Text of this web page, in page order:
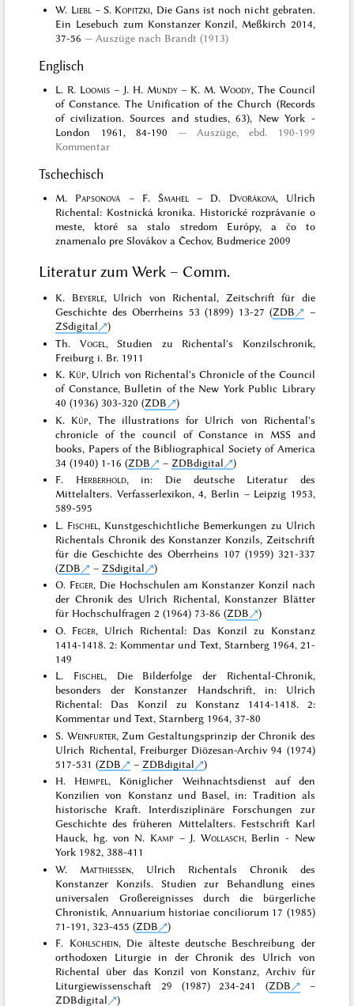
W. Liebl – S. Kopitzki, Die Gans ist noch nicht gebraten.
Ein Lesebuch zum Konstanzer Konzil, Meßkirch 2014,
37-56
Auszüge nach Brandt (1913)
Englisch
L. R. Loomis – J. H. Mundy– K. M.Woody, The Council
of Constance. The Unification of the Church (Records
of civilization. Sources and studies, 63), New York -
London 1961, 84-190
Auszüge, ebd. 190-199
Kommentar
Tschechisch
M. Papsonová – F. Šmahel – D. Dvořáková, Ulrich
Richental: Kostnická kronika. Historické rozprávanie o
meste, ktoré sa stalo stredom Európy, a čo to
znamenalo pre Slovákov a Čechov, Budmerice 2009
Literatur zum Werk – Comm.
K. Beyerle, Ulrich von Richental, Zeitschrift für die
Geschichte des Oberrheins 53 (1899) 13-27 (ZDB
–
ZSdigital
)
Th. Vogel , Studien zu Richental's Konzilschronik,
Freiburg i. Br. 1911
K. Küp, Ulrich von Richental's Chronicle of the Council
of Constance, Bulletin of the New York Public Library
40 (1936) 303-320 (ZDB
)
K. Küp, The illustrations for Ulrich von Richental's
chronicle of the council of Constance in MSS and
books, Papers of the Bibliographical Society of America
34 (1940) 1-16 (ZDB – ZDBdigital
)
F. Herberhold, in: Die deutsche Literatur des
Mittelalters. Verfasserlexikon, 4, Berlin – Leipzig 1953,
589-595
L. Fischel , Kunstgeschichtliche Bemerkungen zu Ulrich
Richentals Chronik des Konstanzer Konzils, Zeitschrift
für die Geschichte des Oberrheins 107 (1959) 321-337
(ZDB – ZSdigital
)
O. Feger, Die Hochschulen am Konstanzer Konzil nach
der Chronik des Ulrich Richental, Konstanzer Blätter
für Hochschulfragen 2 (1964) 73-86 (ZDB
)
O. Feger, Ulrich Richental: Das Konzil zu Konstanz
1414-1418. 2: Kommentar und Text, Starnberg 1964, 21-
149
L. Fischel , Die Bilderfolge der Richental-Chronik,
besonders der Konstanzer Handschrift, in: Ulrich
Richental: Das Konzil zu Konstanz 1414-1418. 2:
Kommentar und Text, Starnberg 1964, 37-80
S. Weinfurter, Zum Gestaltungsprinzip der Chronik des
Ulrich Richental, Freiburger Diözesan-Archiv 94 (1974)
517-531 (ZDB – ZDBdigital
)
H. Heimpel , Königlicher Weihnachtsdienst auf den
Konzilien von Konstanz und Basel, in: Tradition als
historische Kraft. Interdisziplinäre Forschungen zur
Geschichte des früheren Mittelalters. Festschrift Karl
Hauck, hg. von N. Kamp– J. Wollasch, Berlin - New
York 1982, 388-411
W. Matthiessen, Ulrich Richentals Chronik des
Konstanzer Konzils. Studien zur Behandlung eines
universalen Großereignisses durch die bürgerliche
Chronistik, Annuarium historiae conciliorum 17 (1985)
71-191, 323-455 (ZDB
)
F. Kohlschein, Die älteste deutsche Beschreibung der
orthodoxen Liturgie in der Chronik des Ulrich von
Richental über das Konzil von Konstanz, Archiv für
Liturgiewissenschaft 29 (1987) 234-241 (ZDB
–
ZDBdigital
)